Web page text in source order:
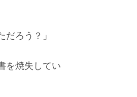
ろう？」
を焼失してい